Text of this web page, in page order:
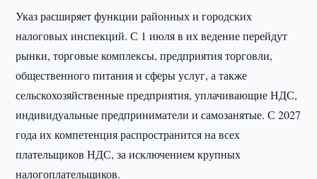
Указ расширяет функции районных и городских
налоговых инспекций. С 1 июля в их ведение перейдут
рынки, торговые комплексы, предприятия торговли,
общественного питания и сферы услуг, а также
сельскохозяйственные предприятия, уплачивающие НДС,
индивидуальные предприниматели и самозанятые. С 2027
года их компетенция распространится на всех
плательщиков НДС, за исключением крупных
налогоплательщиков.